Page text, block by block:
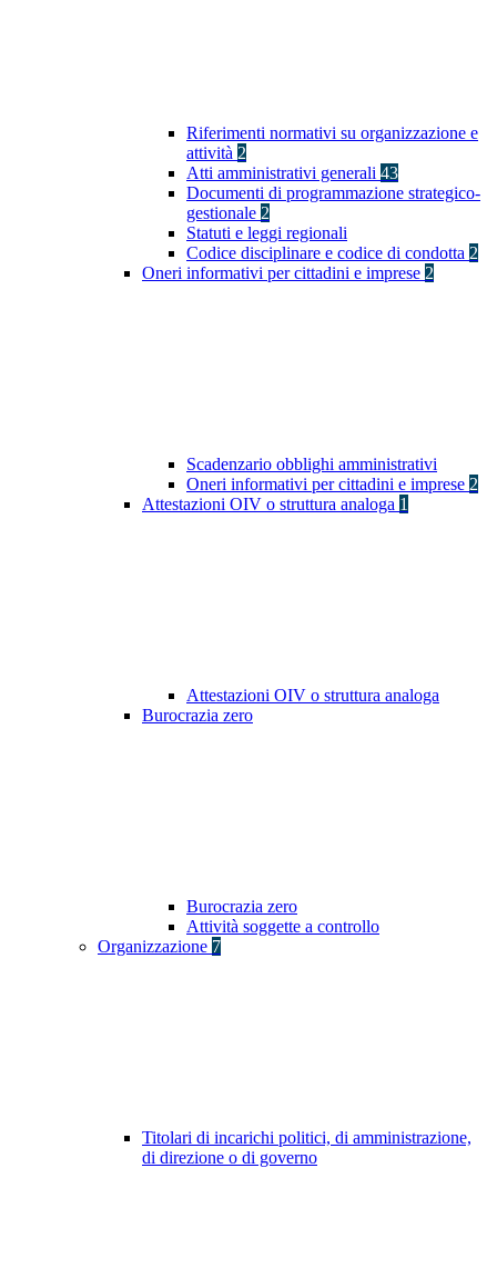
Riferimenti normativi su organizzazione e
attività 2
Atti amministrativi generali 43
Documenti di programmazione strategico-
gestionale 2
Statuti e leggi regionali
Codice disciplinare e codice di condotta 2
Oneri informativi per cittadini e imprese 2
Scadenzario obblighi amministrativi
Oneri informativi per cittadini e imprese 2
Attestazioni OIV o struttura analoga 1
Attestazioni OIV o struttura analoga
Burocrazia zero
Burocrazia zero
Attività soggette a controllo
Organizzazione 7
Titolari di incarichi politici, di amministrazione,
di direzione o di governo